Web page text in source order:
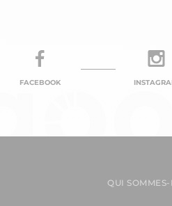
FACEBOOK
QUI SOMMES-